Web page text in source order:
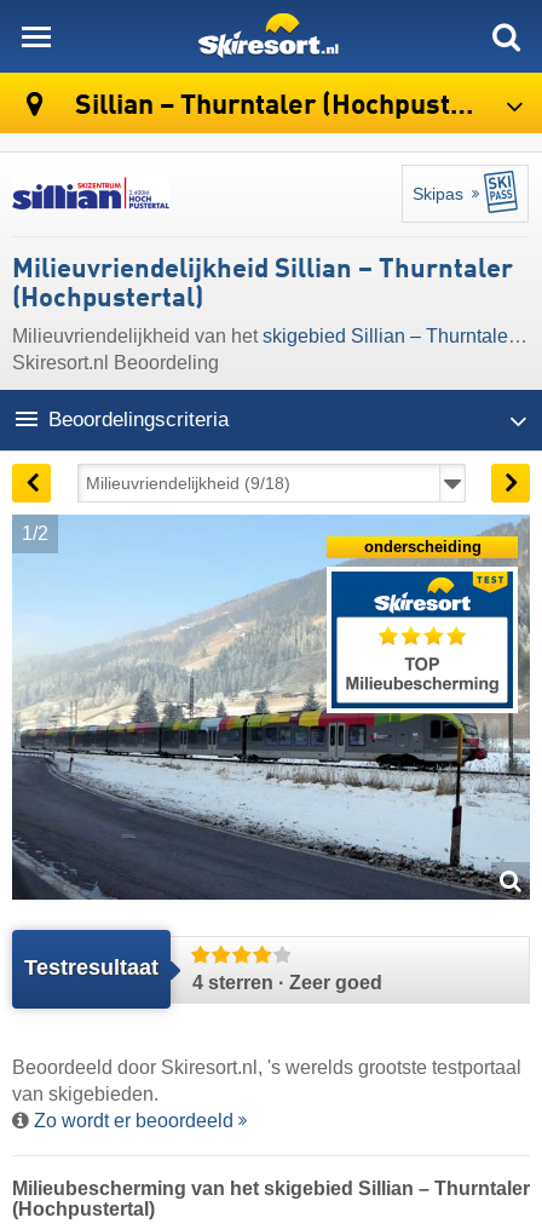
Sillian – Thurntaler (Hochpustertal)
Skipas
Milieuvriendelijkheid Sillian – Thurntaler
(Hochpustertal)
Milieuvriendelijkheid van hetskigebied Sillian – Thurntaler (Hochpustertal)
Skiresort.nl Beoordeling
Beoordelingscriteria
1/2
Testresultaat
4 sterren · Zeer goed
onderscheiding
Beoordeeld door Skiresort.nl , 's werelds grootste testportaal
van skigebieden.
Zo wordt er beoordeeld
Milieubescherming van het skigebied Sillian – Thurntaler
(Hochpustertal)